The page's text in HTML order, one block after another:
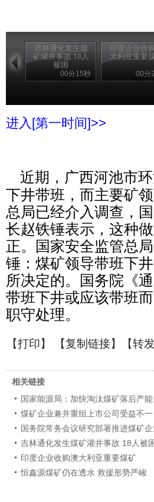
吉林通化发生煤
矿灌井事故 18人
被困
00分15秒
印度企业收
大利亚重要
00分
进入[第一时间]>>
近期，广西河池市
下井带班，而主要矿
总局已经介入调查，
长赵铁锤表示，这种
正。国家安全监管总
锤：煤矿领导带班下
所决定的。国务院《
带班下井或应该带班
职守处理。
【打印】 【复制链接】【转
相关链接
国家能源局：加快淘汰煤矿落后产能
煤矿企业兼并重组上市公司受益不一
国务院常务会议研究部署推进煤矿
吉林通化发生煤矿灌井事故 18人被
印度企业收购澳大利亚重要煤矿
恒鑫源煤矿仍在透水 救援形势严峻